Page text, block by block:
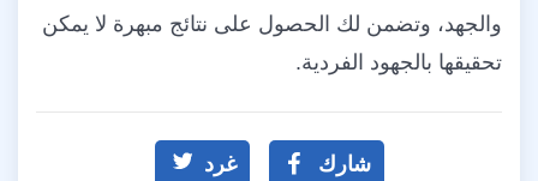
والجهد، وتضمن لك الحصول على نتائج مبهرة لا يمكن
تحقيقها بالجهود الفردية.
شارك غرد